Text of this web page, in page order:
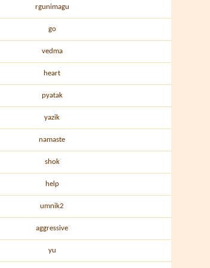
rgunimagu
go
vedma
heart
pyatak
yazik
namaste
shok
help
umnik2
aggressive
yu